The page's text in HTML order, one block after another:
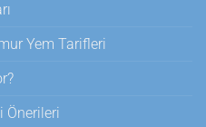
Yem Tarifleri
Önerileri